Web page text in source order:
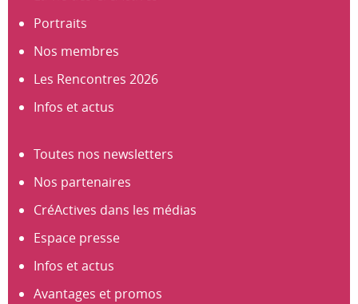
Portraits
Nos membres
Les Rencontres 2026
Infos et actus
Toutes nos newsletters
Nos partenaires
CréActives dans les médias
Espace presse
Infos et actus
Avantages et promos